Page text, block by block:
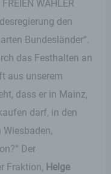
WÄHLER
den
Bundesländer“.
das Festhalten an
aus unserem
dass er in Mainz,
darf, in den
Der
Fraktion, Helge